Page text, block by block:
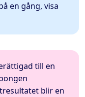
en gång, visa
till en
blir en